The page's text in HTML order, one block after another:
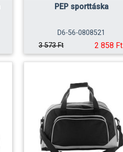
PEP sporttáska
D6-56-0808521
3 573 Ft
2 858 Ft